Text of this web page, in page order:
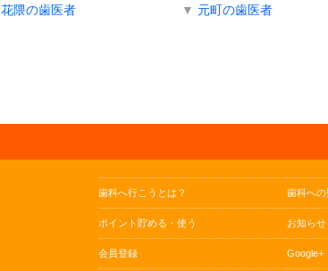
花隈の歯医者 ▼ 元町の歯医者
歯科へ行こうとは？
ポイント貯める・使う
会員登録
歯科へ
お知らせ
Google+